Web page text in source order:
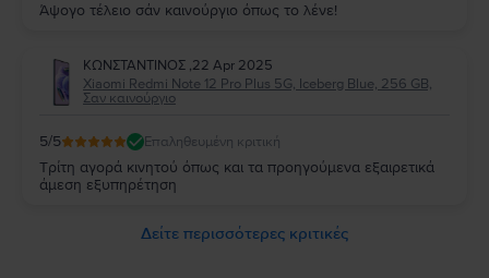
Άψογο τέλειο σάν καινούργιο όπως το λένε!
ΚΩΝΣΤΑΝΤΙΝΟΣ ,22 Apr 2025
Xiaomi Redmi Note 12 Pro Plus 5G, Iceberg Blue, 256 GB,
Σαν καινούργιο
5/5 Επαληθευμένη κριτική
Τρίτη αγορά κινητού όπως και τα προηγούμενα εξαιρετικά
άμεση εξυπηρέτηση
Δείτε περισσότερες κριτικές